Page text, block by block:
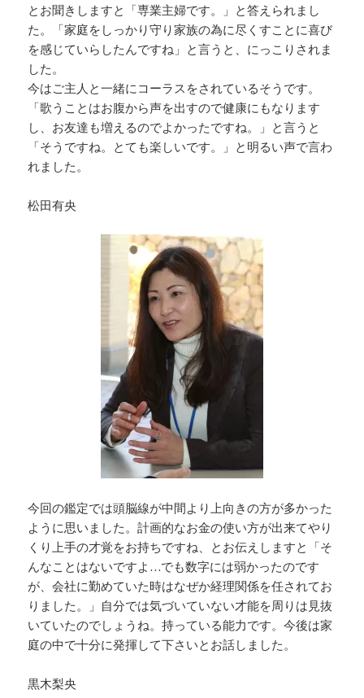
とお聞きしますと「専業主婦です。」と答えられまし
た。「家庭をしっかり守り家族の為に尽くすことに喜び
を感じていらしたんですね」と言うと、にっこりされま
した。
今はご主人と一緒にコーラスをされているそうです。
「歌うことはお腹から声を出すので健康にもなります
し、お友達も増えるのでよかったですね。」と言うと
「そうですね。とても楽しいです。」と明るい声で言わ
れました。
松田有央
今回の鑑定では頭脳線が中間より上向きの方が多かった
ように思いました。計画的なお金の使い方が出来てやり
くり上手の才覚をお持ちですね、とお伝えしますと「そ
んなことはないですよ…でも数字には弱かったのです
が、会社に勤めていた時はなぜか経理関係を任されてお
りました。」自分では気づいていない才能を周りは見抜
いていたのでしょうね。持っている能力です。今後は家
庭の中で十分に発揮して下さいとお話しました。
黒木梨央